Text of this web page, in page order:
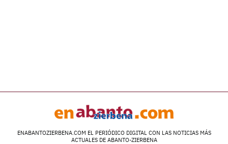
ENABANTOZIERBENA.COM EL PERIÓDICO DIGITAL CON LAS NOTICIAS MÁS
ACTUALES DE ABANTO-ZIERBENA